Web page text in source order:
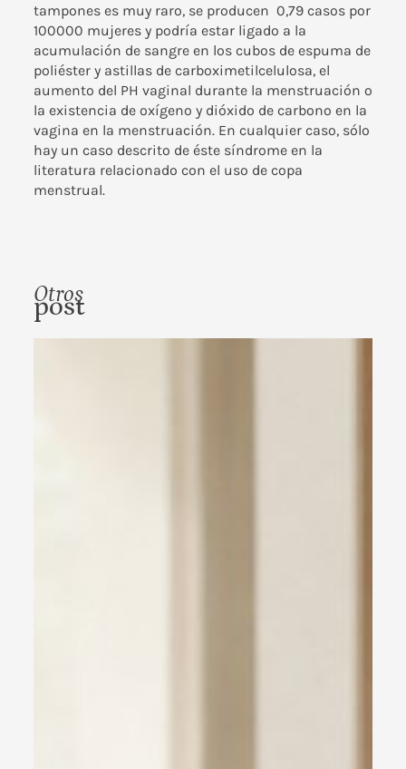
tampones es muy raro, se producen 0,79 casos por
100000 mujeres y podría estar ligado a la
acumulación de sangre en los cubos de espuma de
poliéster y astillas de carboximetilcelulosa, el
aumento del PH vaginal durante la menstruación o
la existencia de oxígeno y dióxido de carbono en la
vagina en la menstruación. En cualquier caso, sólo
hay un caso descrito de éste síndrome en la
literatura relacionado con el uso de copa
menstrual.
Otros
post